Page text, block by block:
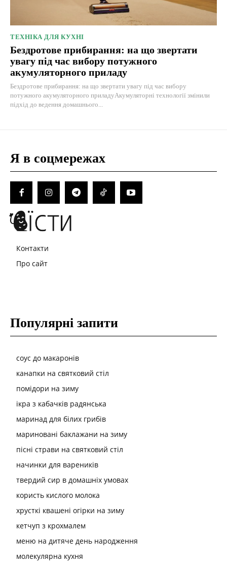
ТЕХНІКА ДЛЯ КУХНІ
Бездротове прибирання: на що звертати
увагу під час вибору потужного
акумуляторного приладу
Бездротове прибирання: на що звертати увагу під час вибору
потужного акумуляторного приладуАкумуляторні технології змінили
підхід до ведення домашнього...
Я в соцмережах
Контакти
Про сайт
Популярні запити
соус до макаронів
канапки на святковий стіл
помідори на зиму
ікра з кабачків радянська
маринад для білих грибів
мариновані баклажани на зиму
пісні страви на святковий стіл
начинки для вареників
твердий сир в домашніх умовах
користь кислого молока
хрусткі квашені огірки на зиму
кетчуп з крохмалем
меню на дитяче день народження
молекулярна кухня